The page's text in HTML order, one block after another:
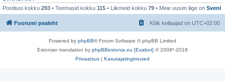
Postitusi kokku 293 • Teemasid kokku 115 • Liikmeid kokku 79 • Meie uusim liige on SvenI
Foorumi pealeht Kõik kellaajad on UTC+02:00
Powered by phpBB® Forum Software © phpBB Limited
Estonian translation by phpBBestonia.eu [Exabot] © 2008*-2018
Privaatsus | Kasutajatingimused